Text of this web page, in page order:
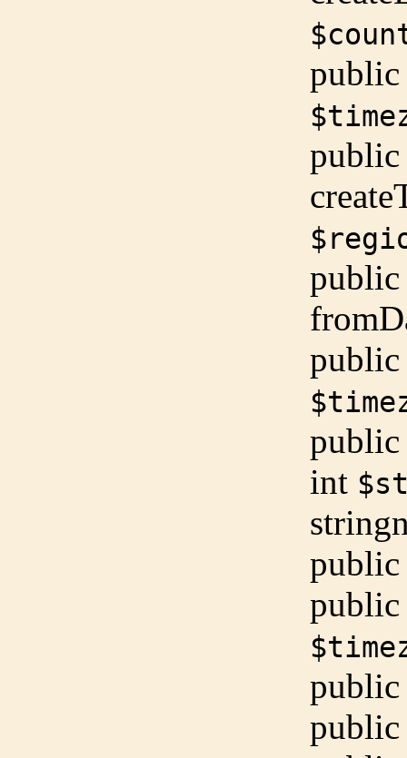
public
public
public
public
public
int
string
public
public
public
public